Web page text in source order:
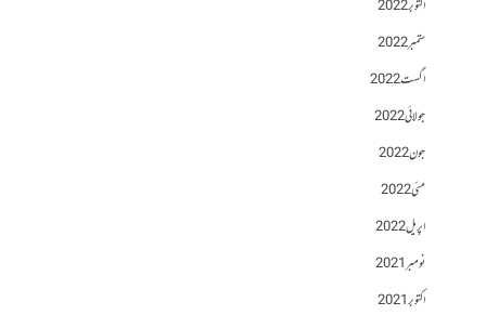
اکتوبر 2022
ستمبر 2022
اگست 2022
جولائی 2022
جون 2022
مئی 2022
اپریل 2022
نومبر 2021
اکتوبر 2021